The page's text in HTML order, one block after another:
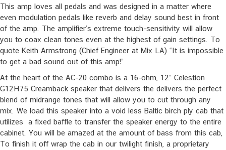
This amp loves all pedals and was designed in a matter where
even modulation pedals like reverb and delay sound best in front
of the amp. The amplifier’s extreme touch-sensitivity will allow
you to coax clean tones even at the highest of gain settings. To
quote Keith Armstrong (Chief Engineer at Mix LA) “It is impossible
to get a bad sound out of this amp!”
At the heart of the AC-20 combo is a 16-ohm, 12” Celestion
G12H75 Creamback speaker that delivers the delivers the perfect
blend of midrange tones that will allow you to cut through any
mix. We load this speaker into a void less Baltic birch ply cab that
utilizes a fixed baffle to transfer the speaker energy to the entire
cabinet. You will be amazed at the amount of bass from this cab,
To finish it off wrap the cab in our twilight finish, a proprietary